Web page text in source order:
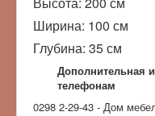
Ширина: 100 см
Глубина: 35 см
Дополнительная
телефонам
0298 2-29-43 - Дом